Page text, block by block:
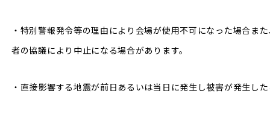
・特別警報発令等の理由により会場が使用不可になった場合ま
者の協議により中止になる場合があります。
・直接影響する地震が前⽇あるいは当⽇に発⽣し被害が発⽣した